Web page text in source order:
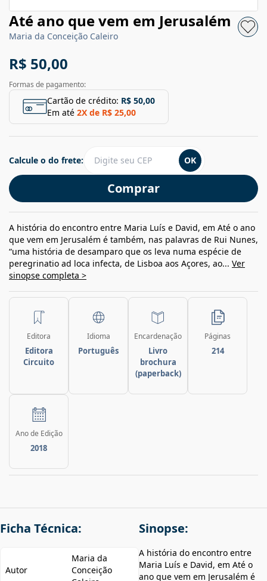
Até ano que vem em Jerusalém
Maria da Conceição Caleiro
R$ 50,00
Formas de pagamento:
Cartão de crédito: R$ 50,00
Em até 2X de R$ 25,00
Comprar
Calcule o do frete: OK
A história do encontro entre Maria Luís e David, em Até o ano
que vem em Jerusalém é também, nas palavras de Rui Nunes,
“uma história de desamparo que os leva numa espécie de
peregrinatio ad loca infecta, de Lisboa aos Açores, ao... Ver
sinopse completa >
Editora
Editora
Circuito
Idioma
Português
Encardenação
Livro
brochura
(paperback)
Páginas
214
Ano de Edição
2018
Ficha Técnica:
Autor
Maria da
Conceição
Sinopse:
A história do encontro entre
Maria Luís e David, em Até o
ano que vem em Jerusalém é